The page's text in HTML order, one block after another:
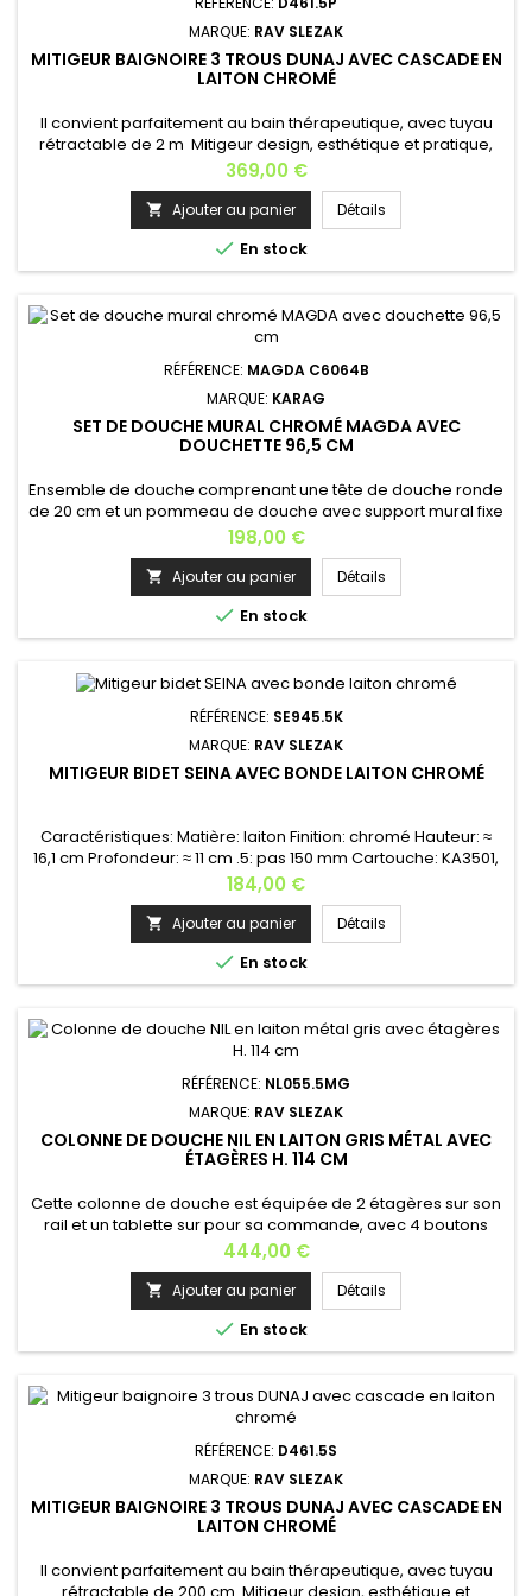
MARQUE: RAV SLEZAK
MITIGEUR BAIGNOIRE 3 TROUS DUNAJ AVEC CASCADE EN
LAITON CHROMÉ
Il convient parfaitement au bain thérapeutique, avec tuyau
rétractable de 2 m Mitigeur design, esthétique et pratique,
ce kit de finition permet une grande liberté d'agencement
puisque chaque élément s'encastre séparément. Cet
ensemble pour bain ou douche est composé d'un mitigeur
pour régler l'eau à bonne température, d'une commande
pour mettre en...
Prix
369,00 €
 Ajouter au panier Détails
 En stock
RÉFÉRENCE: MAGDA C6064B
MARQUE: KARAG
SET DE DOUCHE MURAL CHROMÉ MAGDA AVEC
DOUCHETTE 96,5 CM
Ensemble de douche comprenant une tête de douche ronde
de 20 cm et un pommeau de douche avec support mural fixe
et flexible. Le mitigeur est en option , il n'est pas inclus.Cet
ensemble est composé de :Tête de douche Ø 20
cm Pommeau de douche fixé à la barre de la
colonneLongueur du flexible: 150 cm en acier
inoxydableBarre de douche avec switch...
Prix
198,00 €
 Ajouter au panier Détails
 En stock
RÉFÉRENCE: SE945.5K
MARQUE: RAV SLEZAK
MITIGEUR BIDET SEINA AVEC BONDE LAITON CHROMÉ
Caractéristiques: Matière: laiton Finition: chromé Hauteur: ≈
16,1 cm Profondeur: ≈ 11 cm .5: pas 150 mm Cartouche: KA3501,
35 mm Poids: 2 kg Installation: à poser sur le bidet Garantie: 6
ans Le vidage (bonde) est inclus Finitions disponibles: laiton
chromé, laiton bronze, laiton noir , laiton doré brossé, laiton
doré poli, laiton rose gold brossé,...
Prix
184,00 €
 Ajouter au panier Détails
 En stock
RÉFÉRENCE: NL055.5MG
MARQUE: RAV SLEZAK
COLONNE DE DOUCHE NIL EN LAITON GRIS MÉTAL AVEC
ÉTAGÈRES H. 114 CM
Cette colonne de douche est équipée de 2 étagères sur son
rail et un tablette sur pour sa commande, avec 4 boutons
pour régler la sortie de l'eau et la chaleur de
l'eauCaractéristiques du produit:Matière: laiton Finition: métal
gris poli Hauteur: 114 cm Profondeur: 44 ≈ 45 cm Largeur de la
tablette: 50 cm Longueur du flexible: 150 cm Poids: 8,6 kg...
Prix
444,00 €
 Ajouter au panier Détails
 En stock
RÉFÉRENCE: D461.5S
MARQUE: RAV SLEZAK
MITIGEUR BAIGNOIRE 3 TROUS DUNAJ AVEC CASCADE EN
LAITON CHROMÉ
Il convient parfaitement au bain thérapeutique, avec tuyau
rétractable de 200 cm Mitigeur design, esthétique et